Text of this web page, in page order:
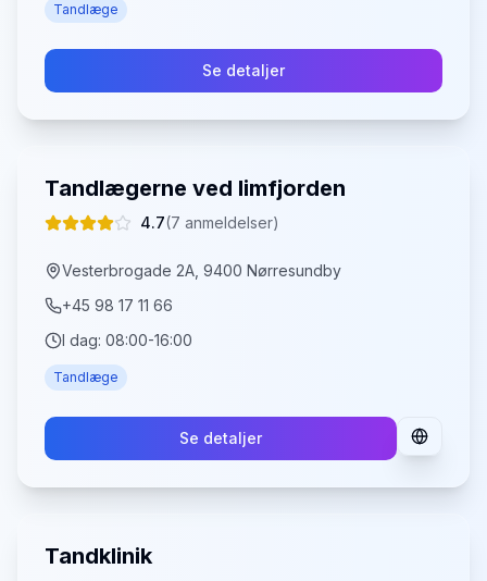
Tandlæge
Se detaljer
Tandlægerne ved limfjorden
4.7(7 anmeldelser)
Vesterbrogade 2A, 9400 Nørresundby
+45 98 17 11 66
I dag: 08:00-16:00
Tandlæge
Se detaljer
Tandklinik